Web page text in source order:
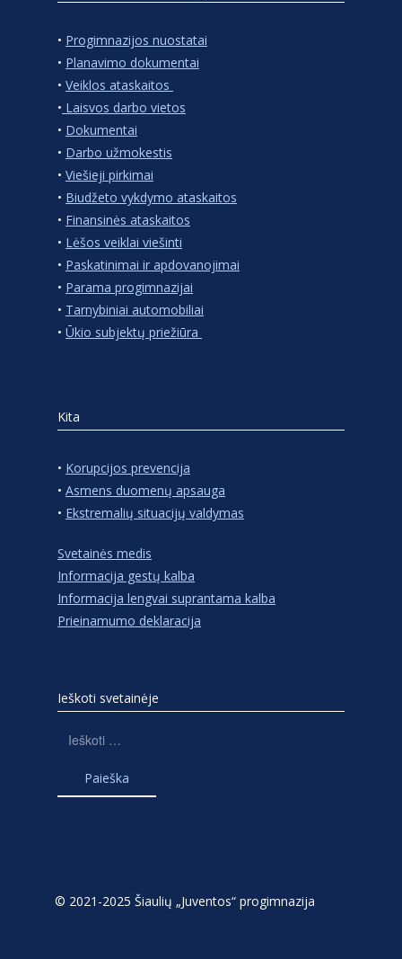
• Progimnazijos nuostatai
• Planavimo dokumentai
• Veiklos ataskaitos
• Laisvos darbo vietos
• Dokumentai
• Darbo užmokestis
• Viešieji pirkimai
• Biudžeto vykdymo ataskaitos
• Finansinės ataskaitos
• Lėšos veiklai viešinti
• Paskatinimai ir apdovanojimai
• Parama progimnazijai
• Tarnybiniai automobiliai
• Ūkio subjektų priežiūra
Kita
• Korupcijos prevencija
• Asmens duomenų apsauga
• Ekstremalių situacijų valdymas
Svetainės medis
Informacija gestų kalba
Informacija lengvai suprantama kalba
Prieinamumo deklaracija
Ieškoti svetainėje
© 2021-2025 Šiaulių „Juventos“ progimnazija